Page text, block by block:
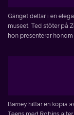
Gänget deltar i en
museet. Ted stöter på
hon presenterar
Barney hittar en kopia